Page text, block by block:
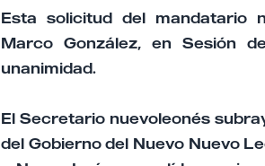
Esta solicitud del mandatario
Marco González, en Sesión
unanimidad.
El Secretario nuevoleonés
del Gobierno del Nuevo Nuevo